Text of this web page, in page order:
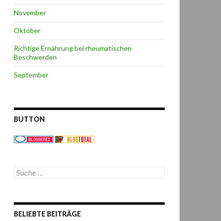
November
Oktober
Richtige Ernährung bei rheumatischen
Beschwerden
September
BUTTON
S
u
e
n
BELIEBTE BEITRÄGE